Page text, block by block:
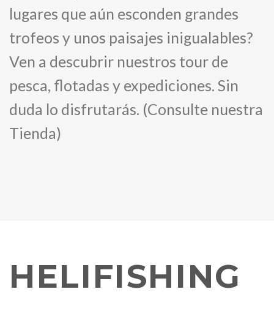
lugares que aún esconden grandes
trofeos y unos paisajes inigualables?
Ven a descubrir nuestros tour de
pesca, flotadas y expediciones. Sin
duda lo disfrutarás. (Consulte nuestra
Tienda)
HELIFISHING